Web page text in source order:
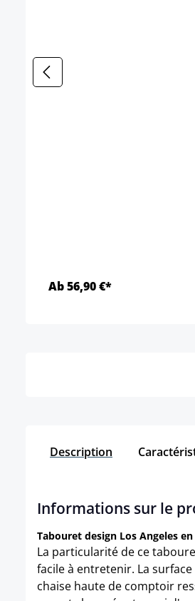
Ab 56,90 €*
Description
Informations sur le
Tabouret design Los Angeles
La particularité de ce
facile à entretenir. La
chaise haute de comptoir